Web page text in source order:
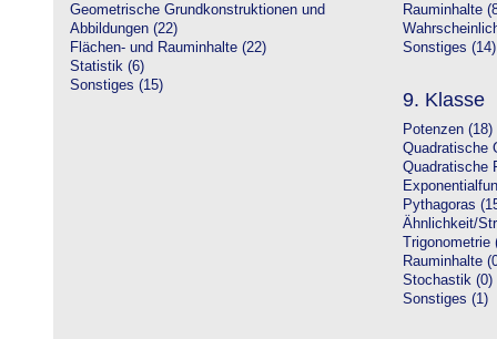
Geometrische Grundkonstruktionen und
Abbildungen (22)
Flächen- und Rauminhalte (22)
Statistik (6)
Sonstiges (15)
Rauminhalte
Sonstiges (14)
9. Klasse
Potenzen (18)
Quadratische
Quadratische
Pythagoras
Ähnlichkeit/
Trigonometrie
Rauminhalte
Stochastik (0)
Sonstiges (1)